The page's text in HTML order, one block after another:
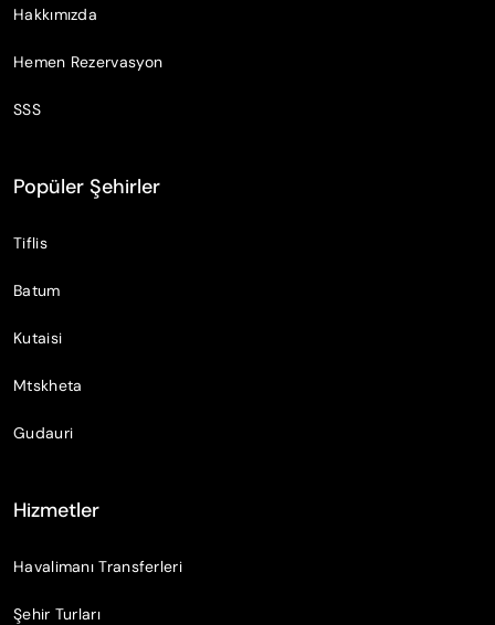
Hakkımızda
Hemen Rezervasyon
SSS
Popüler Şehirler
Tiflis
Batum
Kutaisi
Mtskheta
Gudauri
Hizmetler
Havalimanı Transferleri
Şehir Turları